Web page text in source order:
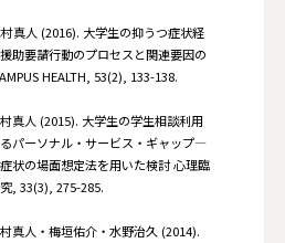
真人 (2016). 大学生の抑うつ症状経
助要請行動のプロセスと関連要因の
HEALTH, 53(2), 133-138.
真人 (2015). 大学生の学生相談利用
パーソナル・サービス・ギャップ―
状の場面想定法を用いた検討 心理臨
, 33(3), 275-285.
真人・梅垣佑介・水野治久 (2014).